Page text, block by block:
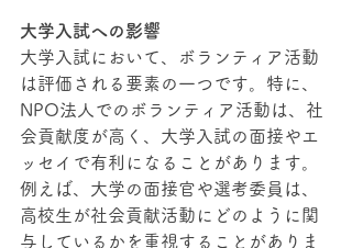
大学入試への影響
大学入試において、ボランティア活動
は評価される要素の一つです。特に、
NPO法人でのボランティア活動は、社
会貢献度が高く、大学入試の面接やエ
ッセイで有利になることがあります。
例えば、大学の面接官や選考委員は、
高校生が社会貢献活動にどのように関
与しているかを重視することがありま